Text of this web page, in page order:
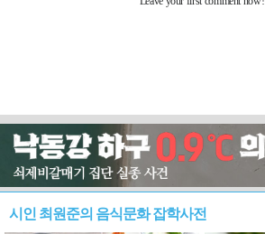
시인 최원준의 음식문화 잡학사전